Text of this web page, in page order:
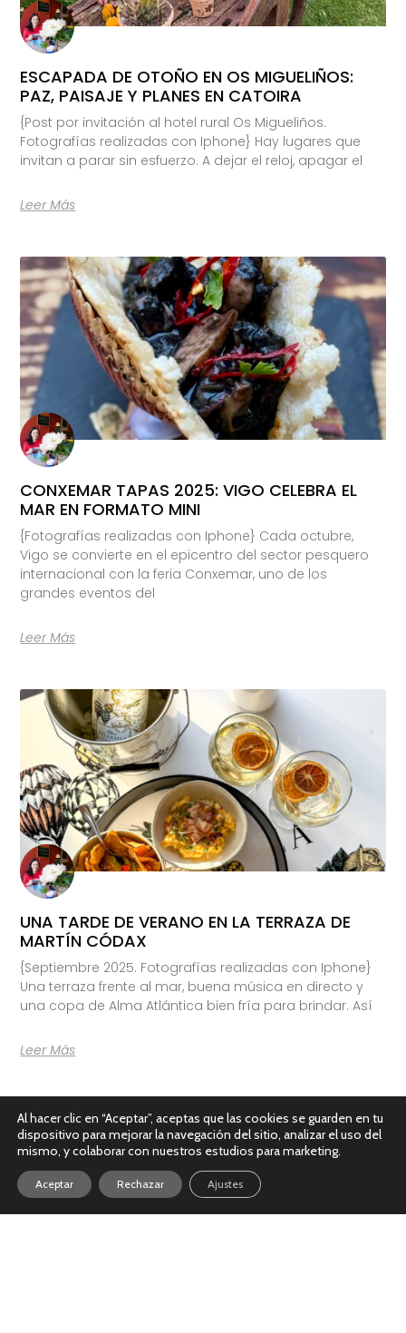
ESCAPADA DE OTOÑO EN OS MIGUELIÑOS:
PAZ, PAISAJE Y PLANES EN CATOIRA
{Post por invitación al hotel rural Os Migueliños.
Fotografías realizadas con Iphone} Hay lugares que
invitan a parar sin esfuerzo. A dejar el reloj, apagar el
Leer Más
CONXEMAR TAPAS 2025: VIGO CELEBRA EL
MAR EN FORMATO MINI
{Fotografías realizadas con Iphone} Cada octubre,
Vigo se convierte en el epicentro del sector pesquero
internacional con la feria Conxemar, uno de los
grandes eventos del
Leer Más
UNA TARDE DE VERANO EN LA TERRAZA DE
MARTÍN CÓDAX
{Septiembre 2025. Fotografías realizadas con Iphone}
Una terraza frente al mar, buena música en directo y
una copa de Alma Atlántica bien fría para brindar. Así
Leer Más
Al hacer clic en “Aceptar”, aceptas que las cookies se guarden en tu
dispositivo para mejorar la navegación del sitio, analizar el uso del
mismo, y colaborar con nuestros estudios para marketing.
Aceptar Rechazar Ajustes